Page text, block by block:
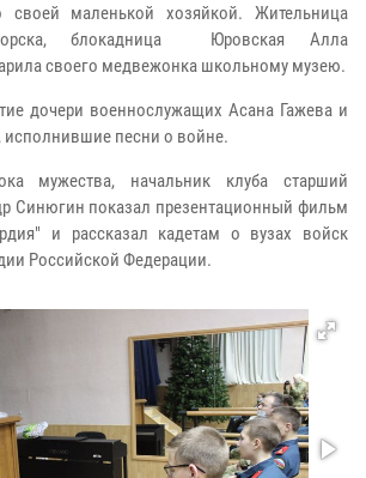
маленькой хозяйкой. Жительница
блокадница Юровская Алла
своего медвежонка школьному музею.
дочери военнослужащих Асана Гажева и
песни о войне.
мужества, начальник клуба старший
Синюгин показал презентационный фильм
и рассказал кадетам о вузах войск
Российской Федерации.